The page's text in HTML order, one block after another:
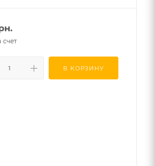
счет
В КОРЗИНУ